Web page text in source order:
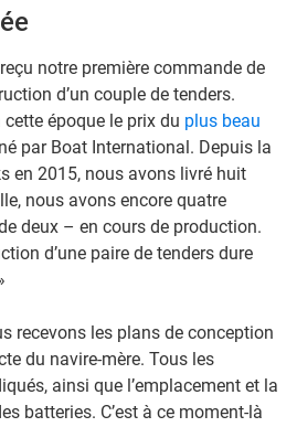
notre première commande de
d’un couple de tenders.
époque le prix du plus beau
par Boat International. Depuis la
en 2015, nous avons livré huit
nous avons encore quatre
deux – en cours de production.
d’une paire de tenders dure
recevons les plans de conception
du navire-mère. Tous les
ainsi que l’emplacement et la
batteries. C’est à ce moment-là